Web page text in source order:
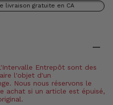
livraison gratuite en CA
Entrepôt sont des
l'objet d'un
Nous nous réservons le
achat si un article est épuisé,